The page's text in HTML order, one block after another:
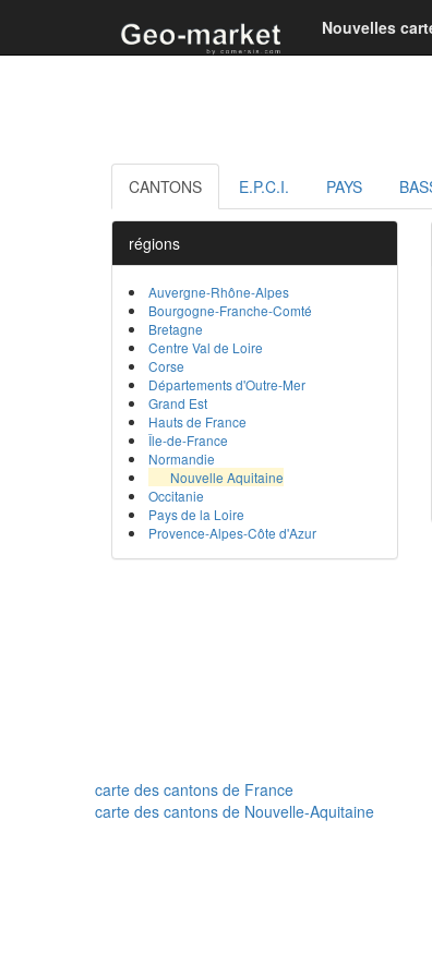
Nouvelles
CANTONS E.P.C.I. PAYS
régions
Auvergne-Rhône-Alpes
Bourgogne-Franche-Comté
Bretagne
Centre Val de Loire
Corse
Départements d'Outre-Mer
Grand Est
Hauts de France
Île-de-France
Normandie
Nouvelle Aquitaine
Occitanie
Pays de la Loire
Provence-Alpes-Côte d'Azur
carte des cantons de France
carte des cantons de Nouvelle-Aquitaine